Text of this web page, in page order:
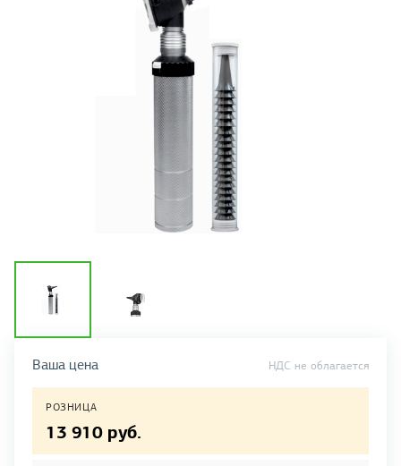
Ваша цена НДС не облагается
РОЗНИЦА
13 910 руб.